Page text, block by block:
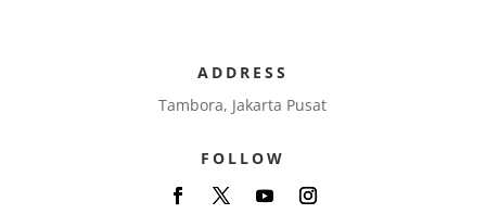
ADDRESS
Tambora, Jakarta Pusat
FOLLOW